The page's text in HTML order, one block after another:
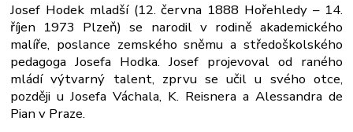
Josef Hodek mladší (12. června 1888 Hořehledy – 14.
říjen 1973 Plzeň) se narodil v rodině akademického
malíře, poslance zemského sněmu a středoškolského
pedagoga Josefa Hodka. Josef projevoval od raného
mládí výtvarný talent, zprvu se učil u svého otce,
později u Josefa Váchala, K. Reisnera a Alessandra de
Pian v Praze.